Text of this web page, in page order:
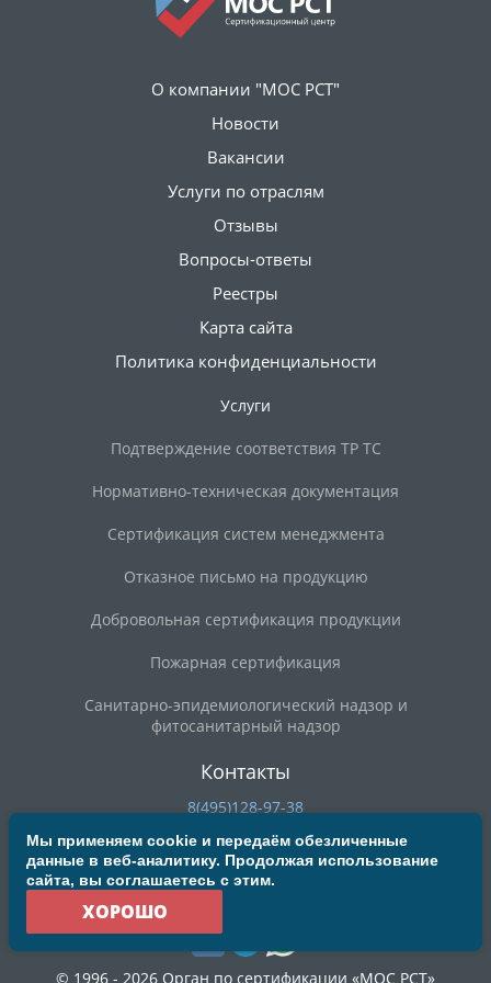
О компании "МОС РСТ"
Новости
Вакансии
Услуги по отраслям
Отзывы
Вопросы-ответы
Реестры
Карта сайта
Политика конфиденциальности
Услуги
Подтверждение соответствия ТР ТС
Нормативно-техническая документация
Сертификация систем менеджмента
Отказное письмо на продукцию
Добровольная сертификация продукции
Пожарная сертификация
Санитарно-эпидемиологический надзор и
фитосанитарный надзор
Контакты
8(495)128-97-38
8(800)200-90-59
deal@mosrst.ru
ул. Новая Басманная, д. 23Б, строение 20, офис 304/3
© 1996 - 2026 Орган по сертификации «МОС РСТ»
Мы применяем cookie и передаём обезличенные
данные в веб-аналитику. Продолжая использование
сайта, вы соглашаетесь с этим.
ХОРОШО